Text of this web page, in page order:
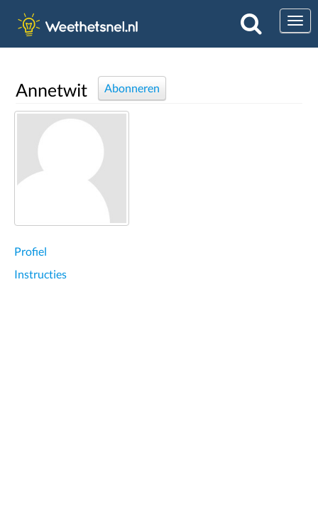
Annetwit Abonneren
Profiel
Instructies